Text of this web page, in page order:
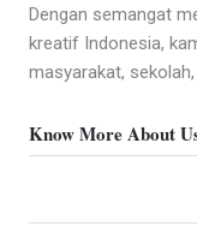
Dengan semangat
kreatif Indonesia,
masyarakat,
Know More About